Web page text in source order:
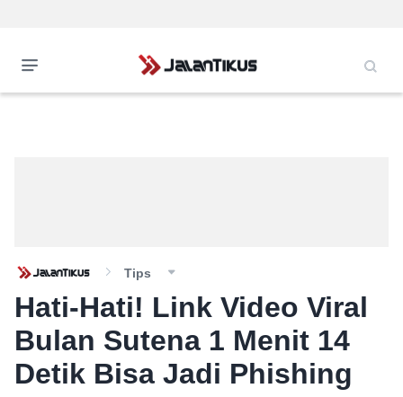
Tips
Hati-Hati! Link Video Viral
Bulan Sutena 1 Menit 14
Detik Bisa Jadi Phishing